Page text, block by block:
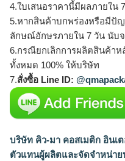
4.ใบเสนอราคานี้มีผลภายใน
5.หากสินค้าบกพร่องหรือมีปั
ลักษณ์อักษรภายใน 7 วัน นับ
6.กรณียกเลิกการผลิตสินค้า
ทั้งหมด 100% ให้บริษัท
7.สั่งซื้อ Line ID:
บริษัท คิว-มา คอสเมติก อินเ
ตัวแทนผู้ผลิตและจัดจำหน่า